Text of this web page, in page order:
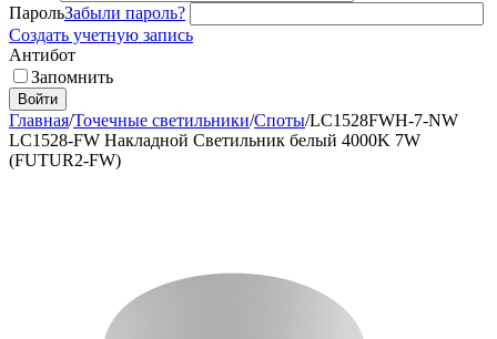
ПарольЗабыли пароль?
Создать учетную запись
Антибот
Запомнить
Войти
Главная/Точечные светильники/Споты/LC1528FWH-7-NW
LC1528-FW Накладной Светильник белый 4000K 7W
(FUTUR2-FW)